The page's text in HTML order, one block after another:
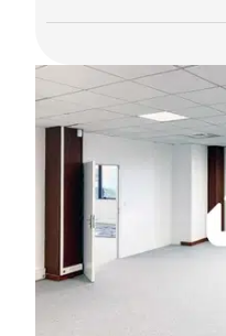
flexibles . Les bureaux
climatisés.
RER Torcy (A)
de Vaires - Torcy
SNCF Gare TGV
Chessy Marne la Vallée
Vallée Aéroport Roissy
(30km)